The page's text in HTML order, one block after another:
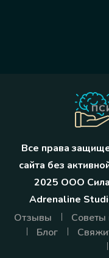
Все права
сайта без
2025 ООО
Adrenaline
Отзывы
Советы
Блог